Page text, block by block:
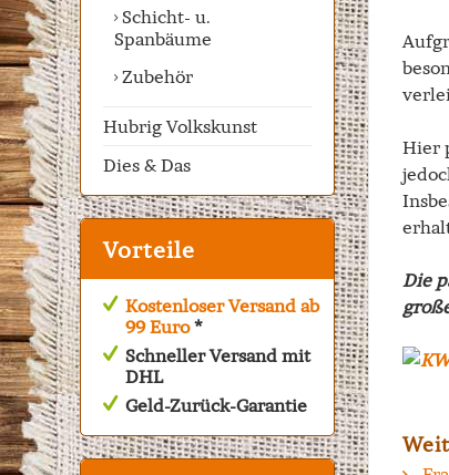
Schicht- u.
Spanbäume
Zubehör
Hubrig Volkskunst
Dies & Das
Vorteile
Kostenloser Versand ab
99 Euro*
Schneller Versand mit
DHL
Geld-Zurück-Garantie
Hier
Die